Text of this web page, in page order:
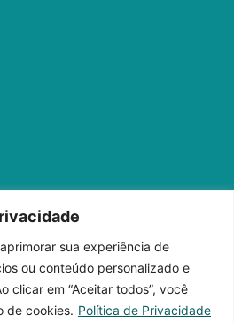
sua experiência de
ou conteúdo personalizado e
clicar em “Aceitar todos”, você
de cookies. Política de Privacidade
Bairro Santa Lúcia
000